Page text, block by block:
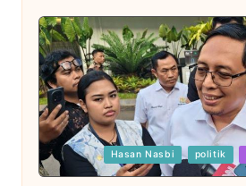
Posted
in
Hasan Nasbi politik